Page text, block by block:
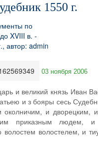
1550 г.
03 ноября 2006
и великий князь Иван
и з бояры сесь
околничим, и дворецким,
приказным людем,
волостелем, и